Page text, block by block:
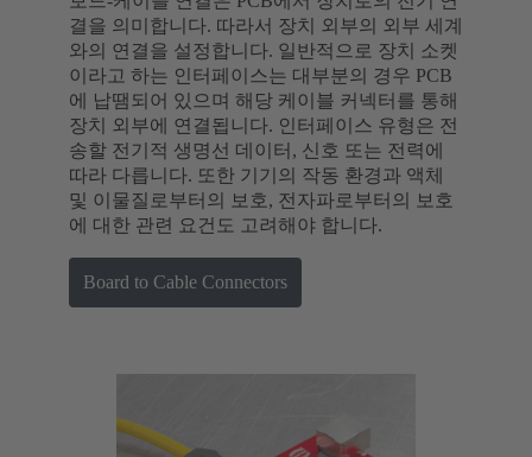
결을 의미합니다. 따라서 장치 외부의 외부 세계
와의 연결을 설정합니다. 일반적으로 장치 소켓
이라고 하는 인터페이스는 대부분의 경우 PCB
에 납땜되어 있으며 해당 케이블 커넥터를 통해
장치 외부에 연결됩니다. 인터페이스 유형은 전
송할 전기적 생명선 데이터, 신호 또는 전력에
따라 다릅니다. 또한 기기의 작동 환경과 액체
및 이물질로부터의 보호, 전자파로부터의 보호
에 대한 관련 요건도 고려해야 합니다.
Board to Cable Connectors